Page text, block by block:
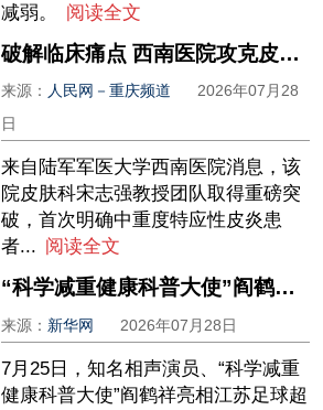
减弱。
阅读全文
破解临床痛点 西南医院攻克皮炎靶向用药减量难题
来源： 人民网－重庆频道
2026年07月28
日
来自陆军军医大学西南医院消息，该
院皮肤科宋志强教授团队取得重磅突
破，首次明确中重度特应性皮炎患
者... 阅读全文
“科学减重健康科普大使”阎鹤祥亮相“苏超”教你三伏天如何掉秤也掉脂肪肝
来源： 新华网 2026年07月28日
7月25日，知名相声演员、“科学减重
健康科普大使”阎鹤祥亮相江苏足球超